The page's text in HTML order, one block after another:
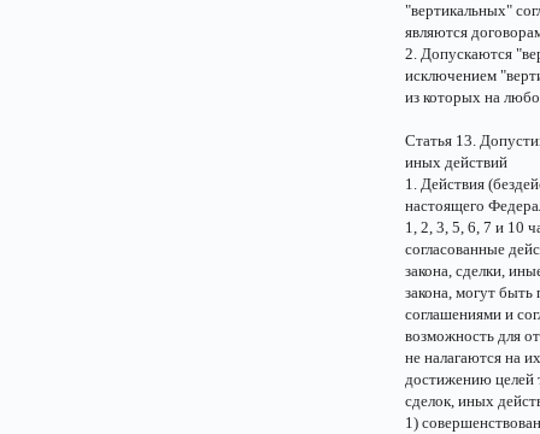
"вертикальных"
являются
2. Допускаются
исключением
из которых на
Статья 13.
иных действий
1. Действия
настоящего
1, 2, 3, 5, 6, 7 и 10
согласованные
закона, сделки,
закона, могут
соглашениями и
возможность для
не налагаются на
достижению целей
сделок, иных
1)